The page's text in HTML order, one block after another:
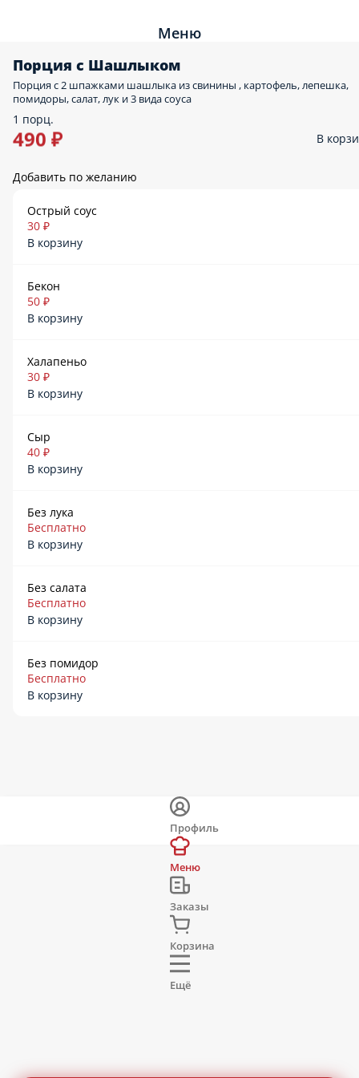
Меню
Порция с Шашлыком
Порция с 2 шпажками шашлыка из свинины , картофель, лепешка,
помидоры, салат, лук и 3 вида соуса
1 порц.
490 ₽ В
Добавить по желанию
Острый соус
30 ₽
В корзину
Бекон
50 ₽
В корзину
Халапеньо
30 ₽
В корзину
Сыр
40 ₽
В корзину
Без лука
Бесплатно
В корзину
Без салата
Бесплатно
В корзину
Без помидор
Бесплатно
В корзину
Профиль
Меню
Заказы
Корзина
Ещё